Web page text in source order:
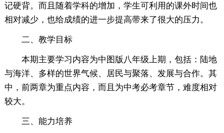
记硬背。而且随着学科的增加，学生可利用的课外时间也
相对减少，也给成绩的进一步提高带来了很大的压力。
二、教学目标
本期主要学习内容为中图版八年级上期，包括：陆地
与海洋、多样的世界气候、居民与聚落、发展与合作。其
中，前两章为重点内容，而且为中考必考章节，难度相对
较大。
三、能力培养